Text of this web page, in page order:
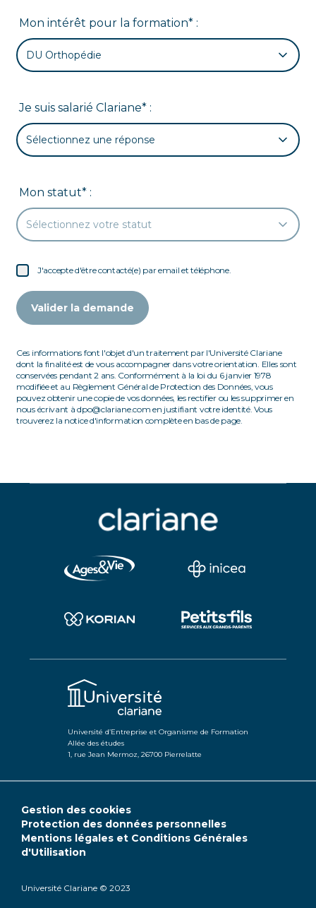
Mon intérêt pour la formation* :
DU Orthopédie
Je suis salarié Clariane* :
Sélectionnez une réponse
Mon statut* :
Sélectionnez votre statut
J'accepte d'être contacté(e) par email et téléphone.
Valider la demande
Ces informations font l'objet d'un traitement par l'Université Clariane
dont la finalité est de vous accompagner dans votre orientation. Elles sont
conservées pendant 2 ans. Conformément à la loi du 6 janvier 1978
modifiée et au Règlement Général de Protection des Données, vous
pouvez obtenir une copie de vos données, les rectifier ou les supprimer en
nous écrivant à dpo@clariane.com en justifiant votre identité. Vous
trouverez la notice d'information complète en bas de page.
Université d’Entreprise et Organisme de Formation
Allée des études
1, rue Jean Mermoz, 26700 Pierrelatte
Université Clariane © 2023
Gestion des cookies
Protection des données personnelles
Mentions légales et Conditions Générales
d'Utilisation